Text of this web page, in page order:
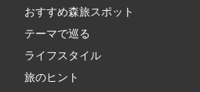
おすすめ森旅スポット
テーマで巡る
ライフスタイル
旅のヒント